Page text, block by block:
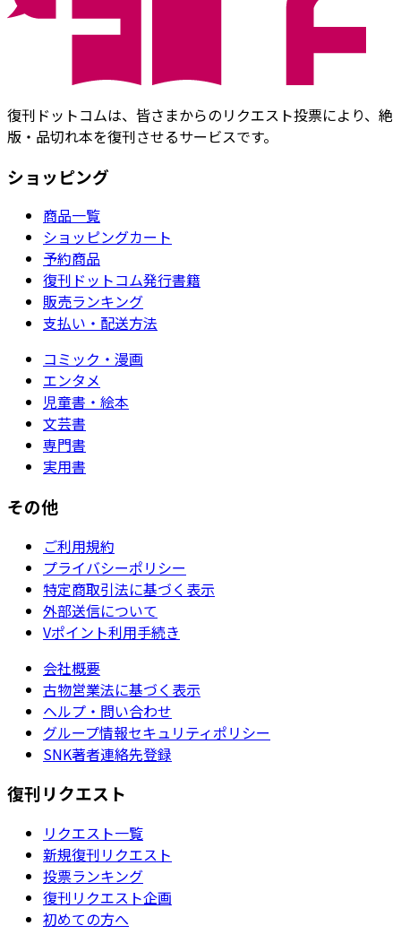
復刊ドットコムは、皆さまからのリクエスト投票により、絶
版・品切れ本を復刊させるサービスです。
ショッピング
商品一覧
ショッピングカート
予約商品
復刊ドットコム発行書籍
販売ランキング
支払い・配送方法
コミック・漫画
エンタメ
児童書・絵本
文芸書
専門書
実用書
その他
ご利用規約
プライバシーポリシー
特定商取引法に基づく表示
外部送信について
Vポイント利用手続き
会社概要
古物営業法に基づく表示
ヘルプ・問い合わせ
グループ情報セキュリティポリシー
SNK著者連絡先登録
復刊リクエスト
リクエスト一覧
新規復刊リクエスト
投票ランキング
復刊リクエスト企画
初めての方へ